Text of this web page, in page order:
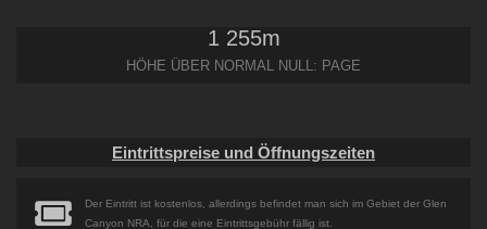
HÖHE ÜBER NORMAL NULL: PAGE
1 255m
Eintrittspreise und Öffnungszeiten
Der Eintritt ist kostenlos, allerdings befindet man sich im Gebiet der Glen
Canyon NRA, für die eine Eintrittsgebühr fällig ist.